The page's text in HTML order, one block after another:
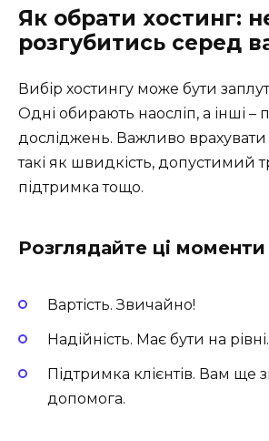
Як обрати хостинг:
розгубитись серед
Вибір хостингу може бути
Одні обирають наосліп, а інші –
досліджень. Важливо врахувати
такі як швидкість, допустимий
підтримка тощо.
Розглядайте ці моменти
Вартість. Звичайно!
Надійність. Має бути на рівні.
Підтримка клієнтів. Вам ще
допомога.